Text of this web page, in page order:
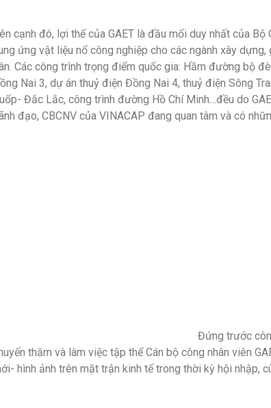
cạnh đó, lợi thế của GAET là đầu mối duy nhất của
ứng vật liệu nổ công nghiệp cho các ngành xây
Các công trình trọng điểm quốc gia: Hầm đường bộ
Nai 3, dự án thuỷ điện Đồng Nai 4, thuỷ điện Sông
Đắc Lắc, công trình đường Hồ Chí Minh…đều do
đạo, CBCNV của VINACAP đang quan tâm và có
Đứng trước
thăm và làm việc tập thể Cán bộ công nhân viên
hình ảnh trên mặt trận kinh tế trong thời kỳ hội nhập,